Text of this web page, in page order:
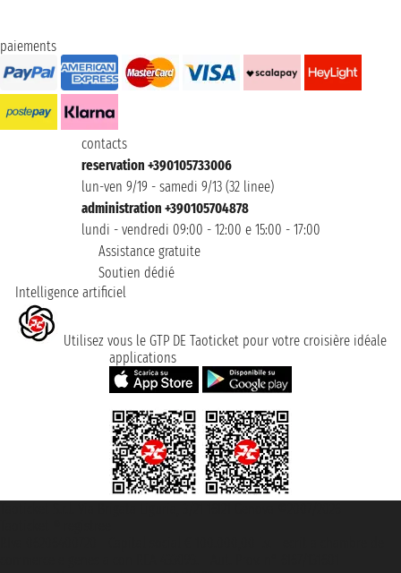
paiements
contacts
reservation +390105733006
lun-ven 9/19 - samedi 9/13 (32 linee)
administration +390105704878
lundi - vendredi 09:00 - 12:00 e 15:00 - 17:00
Assistance gratuite
Soutien dédié
Intelligence artificiel
Utilisez vous le GTP DE Taoticket pour votre croisière idéale
applications